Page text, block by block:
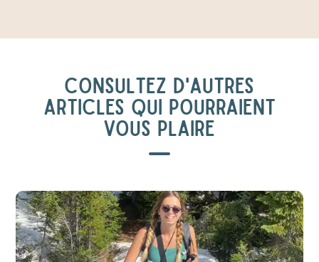
CONSULTEZ D'AUTRES
ARTICLES QUI POURRAIENT
VOUS PLAIRE